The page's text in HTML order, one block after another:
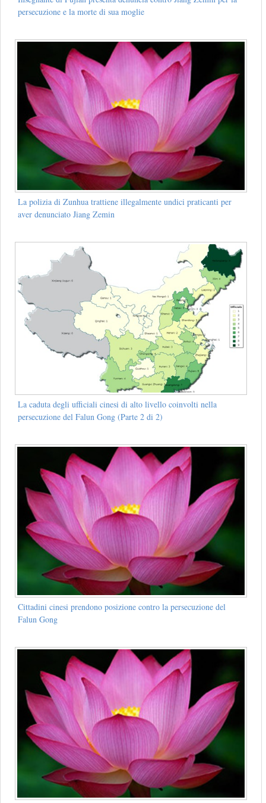
persecuzione e la morte di sua moglie
La polizia di Zunhua trattiene illegalmente undici praticanti per
aver denunciato Jiang Zemin
La caduta degli ufficiali cinesi di alto livello coinvolti nella
persecuzione del Falun Gong (Parte 2 di 2)
Cittadini cinesi prendono posizione contro la persecuzione del
Falun Gong